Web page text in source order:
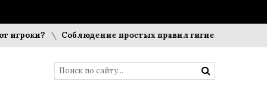
Соблюдение простых правил гигиены помогает